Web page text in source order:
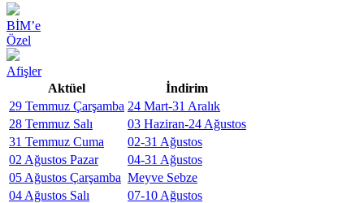
BİM’e
Özel
Afişler
Aktüel
İndirim
29 Temmuz Çarşamba 24 Mart-31 Aralık
28 Temmuz Salı
03 Haziran-24 Ağustos
31 Temmuz Cuma
02-31 Ağustos
02 Ağustos Pazar
04-31 Ağustos
05 Ağustos Çarşamba Meyve Sebze
04 Ağustos Salı
07-10 Ağustos